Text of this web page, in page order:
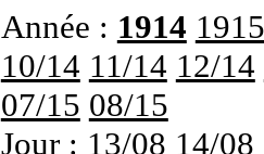
Année : 1914 1915
10/14 11/14 12/14
07/15 08/15
Jour : 13/08 14/08